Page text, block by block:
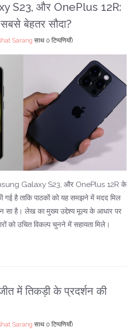
S23, और OnePlus 12R:
बेहतर सौदा?
Sarangसाथ 0 टिप्पणियाँ)
Galaxy S23, और OnePlus 12R के
गई है ताकि पाठकों को यह समझने में मदद मिल
सा है। लेख का मुख्य उद्देश्य मूल्य के आधार पर
को उचित विकल्प चुनने में सहायता मिले।
में तिकड़ी के प्रदर्शन की
Sarangसाथ 0 टिप्पणियाँ)